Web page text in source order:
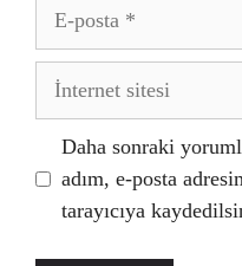
posta
İnternet
Daha sonraki
adım, e-posta
tarayıcıya